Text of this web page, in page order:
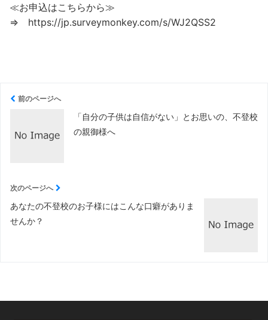
≪お申込はこちらから≫
⇒ https://jp.surveymonkey.com/s/WJ2QSS2
前のページへ
「自分の子供は自信がない」とお思いの、不登校
の親御様へ
次のページへ
あなたの不登校のお子様にはこんな口癖がありま
せんか？